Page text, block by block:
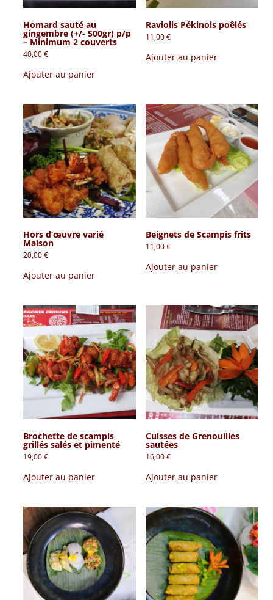
Homard sauté au
gingembre (+/- 500gr) p/p
– Minimum 2 couverts
40,00€
Ajouter au panier
Raviolis Pékinois poêlés
11,00€
Ajouter au panier
Hors d’œuvre varié
Maison
20,00€
Ajouter au panier
Beignets de Scampis frits
11,00€
Ajouter au panier
Brochette de scampis
grillés salés et pimenté
19,00€
Ajouter au panier
Cuisses de Grenouilles
sautées
16,00€
Ajouter au panier